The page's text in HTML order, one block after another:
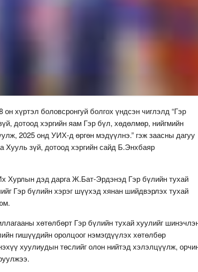
хүртэл боловсронгуй болгох үндсэн чиглэлд “Гэр
дотоод хэргийн яам Гэр бүл, хөдөлмөр, нийгмийн
2025 онд УИХ-д өргөн мэдүүлнэ.” гэж заасны дагуу
Хууль зүй, дотоод хэргийн сайд Б.Энхбаяр
Хурлын дэд дарга Ж.Бат-Эрдэнэд Гэр бүлийн тухай
Гэр бүлийн хэрэг шүүхэд хянан шийдвэрлэх тухай
хөтөлбөрт Гэр бүлийн тухай хуулийг
гишүүдийн оролцоог нэмэгдүүлэх хөтөлбөр
хуулиудын төслийг олон нийтэд хэлэлцүүлж,